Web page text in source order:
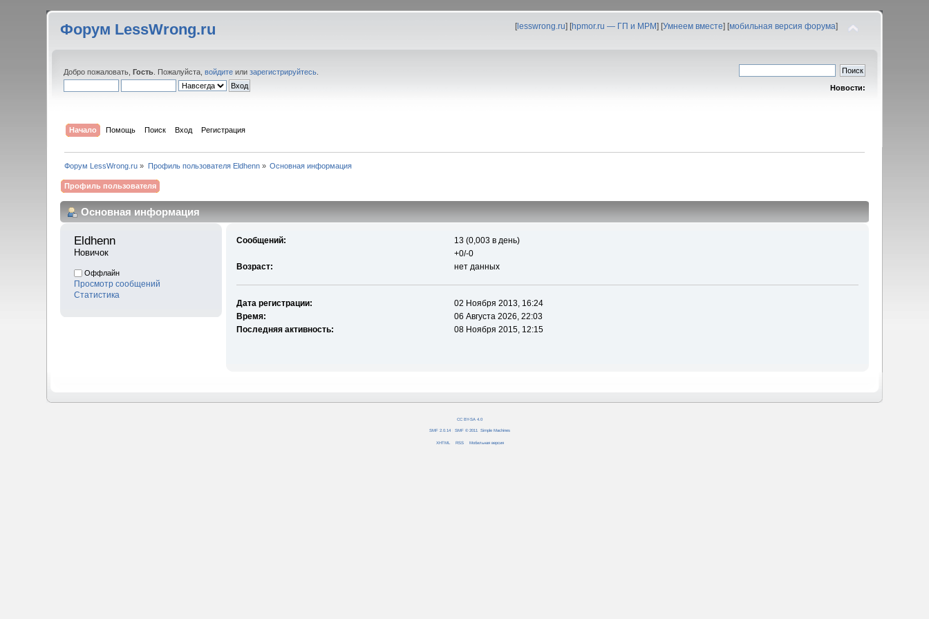
Форум LessWrong.ru [lesswrong.ru] [hpmor.ru — ГП и МРМ] [Умнеем вместе] [мобильная версия форума]
Добро пожаловать,Гость . Пожалуйста,войдите илизарегистрируйтесь
Новости:
Начало Помощь Поиск Вход Регистрация
Форум LessWrong.ru » Профиль пользователя Eldhenn» Основная информация
Профиль пользователя
Основная информация
Eldhenn
Новичок
Оффлайн
Просмотр сообщений
Статистика
Сообщений:
13 (0,003 в день)
+0/-0
Возраст:
нет данных
Дата регистрации:
02 Ноября 2013, 16:24
Время:
06 Августа 2026, 22:03
Последняя активность:
08 Ноября 2015, 12:15
CC BY-SA 4.0
SMF 2.0.14 SMF © 2011 Simple Machines
XHTML RSS Мобильная версия